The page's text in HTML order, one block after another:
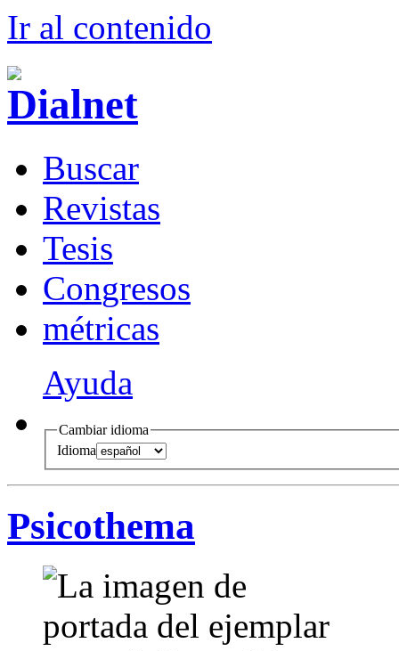
Ir al contenido
Buscar
Revistas
Tesis
Congresos
métricas
Ayuda
Cambiar idioma
Idioma
Psicothema